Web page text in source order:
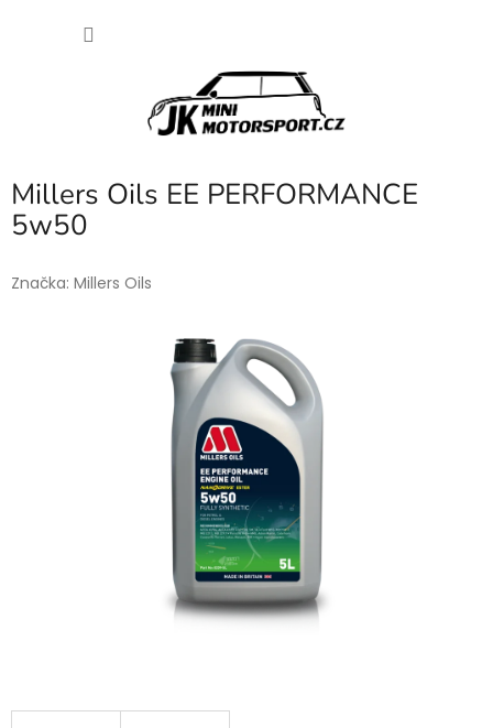
Millers Oils EE PERFORMANCE
5w50
Značka: Millers Oils